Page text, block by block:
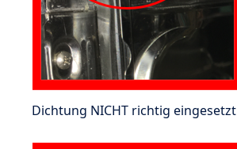
Dichtung NICHT richtig eingesetzt